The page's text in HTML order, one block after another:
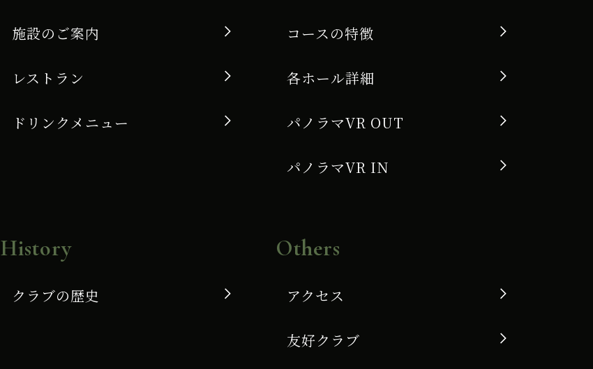
施設のご案内
レストラン
ドリンクメニュー
コースの特徴
各ホール詳細
パノラマVR OUT
パノラマVR IN
History
クラブの歴史
Others
アクセス
友好クラブ